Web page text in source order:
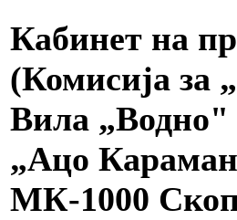
Кабинет на
(Комисија за
Вила „Водно"
„Ацо
МК-1000